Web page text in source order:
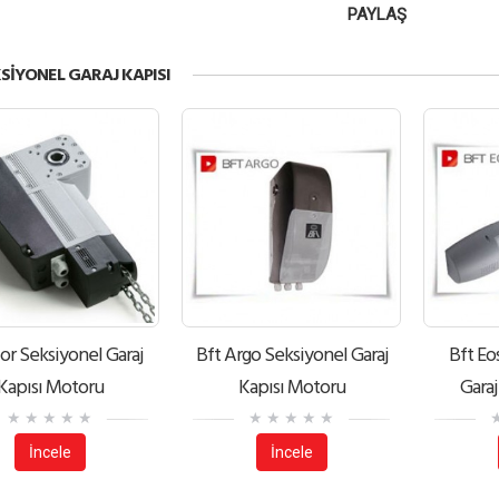
PAYLAŞ
GARAJ KAPISI
Seksiyonel Garaj
Motoru
İncele
Bft Argo Seksiyonel Garaj
Kapısı Motoru
İncele
Bft